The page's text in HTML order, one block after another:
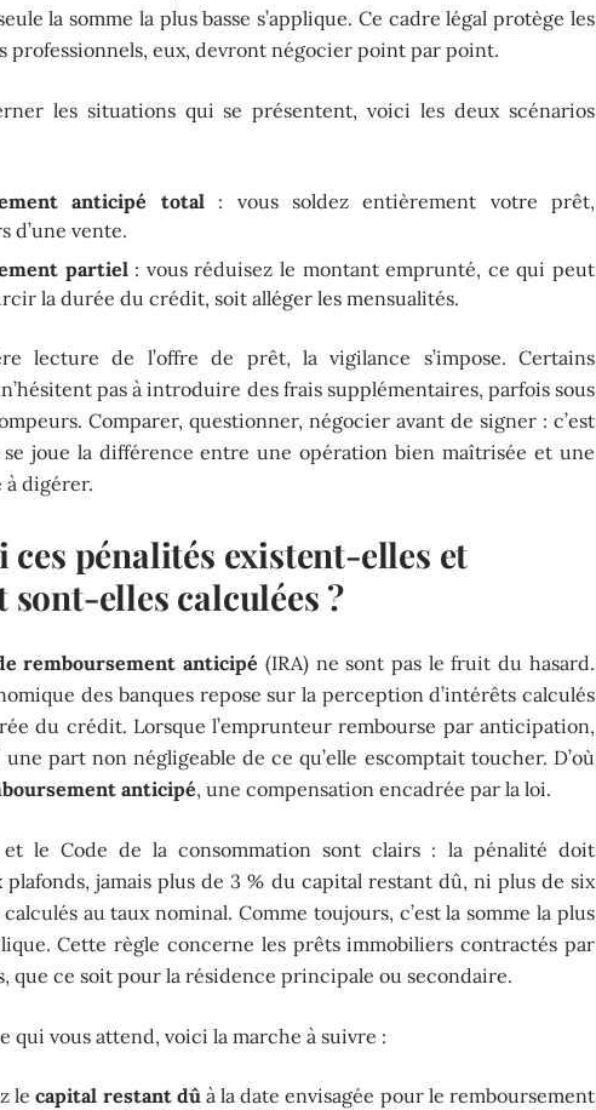
la somme la plus basse s’applique. Ce cadre légal protège les
professionnels, eux, devront négocier point par point.
les situations qui se présentent, voici les deux scénarios
anticipé total: vous soldez entièrement votre prêt,
d’une vente.
partiel: vous réduisez le montant emprunté, ce qui peut
la durée du crédit, soit alléger les mensualités.
lecture de l’offre de prêt, la vigilance s’impose. Certains
pas à introduire des frais supplémentaires, parfois sous
Comparer, questionner, négocier avant de signer : c’est
se joue la différence entre une opération bien maîtrisée et une
digérer.
ces pénalités existent-elles et
sont-elles calculées ?
remboursement anticipé (IRA) ne sont pas le fruit du hasard.
des banques repose sur la perception d’intérêts calculés
du crédit. Lorsque l’emprunteur rembourse par anticipation,
part non négligeable de ce qu’elle escomptait toucher. D’où
anticipé, une compensation encadrée par la loi.
et le Code de la consommation sont clairs : la pénalité doit
jamais plus de 3 % du capital restant dû, ni plus de six
au taux nominal. Comme toujours, c’est la somme la plus
Cette règle concerne les prêts immobiliers contractés par
que ce soit pour la résidence principale ou secondaire.
qui vous attend, voici la marche à suivre :
lecapital restant dû à la date envisagée pour le remboursement